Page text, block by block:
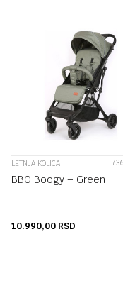
LETNJA KOLICA
BBO Boogy – Green
10.990,00 RSD